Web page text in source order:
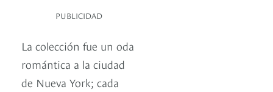
PUBLICIDAD
La colección fue un oda
romántica a la ciudad
de Nueva York; cada